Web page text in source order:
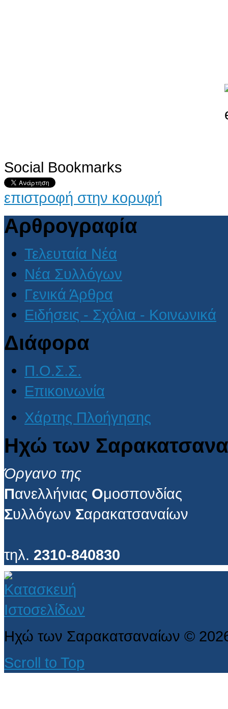
Social Bookmarks
επιστροφή στην κορυφή
Αρθρογραφία
Τελευταία Νέα
Νέα Συλλόγων
Γενικά Άρθρα
Ειδήσεις - Σχόλια - Κοινωνικά
Διάφορα
Π.Ο.Σ.Σ.
Επικοινωνία
Χάρτης Πλοήγησης
Ηχώ των
Όργανο της
Πανελλήνιας Ομοσπονδίας
Συλλόγων Σαρακατσαναίων
τηλ. 2310-840830
Ηχώ των Σαρακατσαναίων ©
Scroll to Top